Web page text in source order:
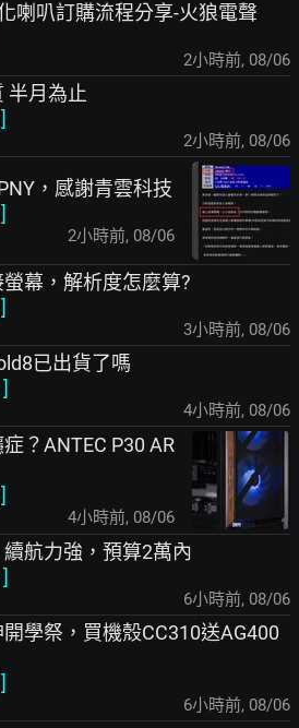
喇叭訂購流程分享-火狼電聲
2小時前, 08/06
半月為止
]
2小時前, 08/06
，感謝青雲科技
]
2小時前, 08/06
幕，解析度怎麼算?
]
3小時前, 08/06
已出貨了嗎
]
4小時前, 08/06
？ANTEC P30 AR
]
4小時前, 08/06
航力強，預算2萬內
]
6小時前, 08/06
學祭，買機殼CC310送AG400
]
6小時前, 08/06